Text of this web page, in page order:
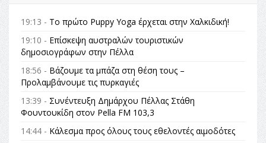
19:13 - Το πρώτο Puppy Yoga έρχεται στην Χαλκιδική!
19:10 - Επίσκεψη αυστραλών τουριστικών
δημοσιογράφων στην Πέλλα
18:56 - Βάζουμε τα μπάζα στη θέση τους –
Προλαμβάνουμε τις πυρκαγιές
13:39 - Συνέντευξη Δημάρχου Πέλλας Στάθη
Φουντουκίδη στον Pella FM 103,3
14:44 - Κάλεσμα προς όλους τους εθελοντές αιμοδότες